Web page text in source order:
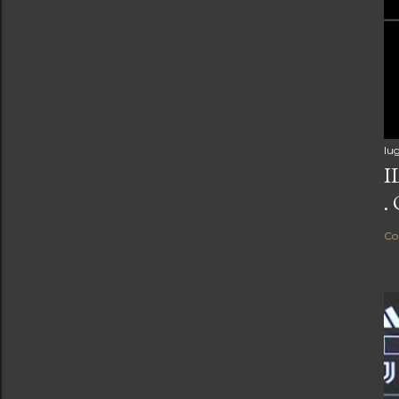
.